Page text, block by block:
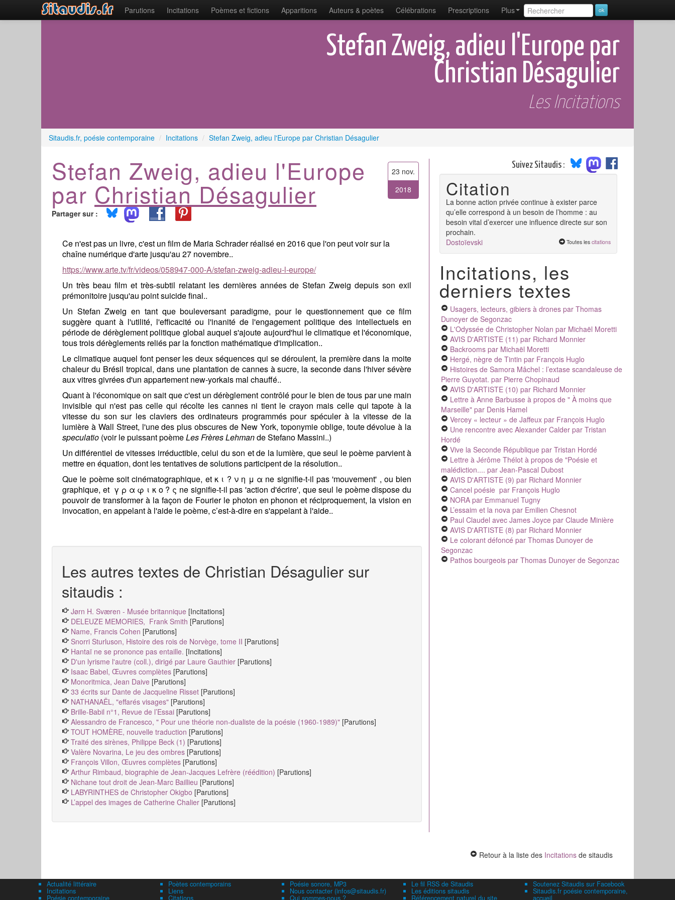
Parutions Incitations Poèmes et fictions Apparitions Auteurs & poètes Célébrations Prescriptions Plus
Stefan Zweig, adieu l'Europe par
Christian Désagulier
Les Incitations
Sitaudis.fr, poésie contemporaine / Incitations / Stefan Zweig, adieu l'Europe par Christian Désagulier
23 nov.
2018
Stefan Zweig, adieu l'Europe
par Christian Désagulier
Partager sur :
Ce n'est pas un livre, c'est un film de Maria Schrader réalisé en 2016 que l'on peut voir sur la
chaîne numérique d'arte jusqu'au 27 novembre..
https://www.arte.tv/fr/videos/058947-000-A/stefan-zweig-adieu-l-europe/
Un très beau film et très-subtil relatant les dernières années de Stefan Zweig depuis son exil
prémonitoire jusqu'au point suicide final..
Un Stefan Zweig en tant que bouleversant paradigme, pour le questionnement que ce film
suggère quant à l'utilité, l'efficacité ou l'inanité de l'engagement politique des intellectuels en
période de dérèglement politique global auquel s'ajoute aujourd'hui le climatique et l'économique,
tous trois dérèglements reliés par la fonction mathématique d'implication..
Le climatique auquel font penser les deux séquences qui se déroulent, la première dans la moite
chaleur du Brésil tropical, dans une plantation de cannes à sucre, la seconde dans l'hiver sévère
aux vitres givrées d'un appartement new-yorkais mal chauffé..
Quant à l'économique on sait que c'est un dérèglement contrôlé pour le bien de tous par une main
invisible qui n'est pas celle qui récolte les cannes ni tient le crayon mais celle qui tapote à la
vitesse du son sur les claviers des ordinateurs programmés pour spéculer à la vitesse de la
lumière à Wall Street, l'une des plus obscures de New York, toponymie oblige, toute dévolue à la
speculatio (voir le puissant poèmeLes Frères Lehmande Stefano Massini..)
Un différentiel de vitesses irréductible, celui du son et de la lumière, que seul le poème parvient à
mettre en équation, dont les tentatives de solutions participent de la résolution..
Que le poème soit cinématographique, et κ ι ? ν η μ α ne signifie-t-il pas 'mouvement' , ou bien
graphique, et γ ρ α φ ι κ ο ? ς ne signifie-t-il pas 'action d'écrire', que seul le poème dispose du
pouvoir de transformer à la façon de Fourier le photon en phonon et réciproquement, la vision en
invocation, en appelant à l'aide le poème, c’est-à-dire en s'appelant à l'aide..
Les autres textes de Christian Désagulier sur
sitaudis :
Jørn H. Sværen - Musée britannique [Incitations]
DELEUZE MEMORIES, Frank Smith [Parutions]
Name, Francis Cohen [Parutions]
Snorri Sturluson, Histoire des rois de Norvège, tome II [Parutions]
Hantaï ne se prononce pas entaille. [Incitations]
D'un lyrisme l'autre (coll.), dirigé par Laure Gauthier [Parutions]
Isaac Babel, Œuvres complètes [Parutions]
Monoritmica, Jean Daive [Parutions]
33 écrits sur Dante de Jacqueline Risset [Parutions]
NATHANAËL, "effarés visages" [Parutions]
Brille-Babil n°1, Revue de l’Essai [Parutions]
Alessandro de Francesco, " Pour une théorie non-dualiste de la poésie (1960-1989)" [Parutions]
TOUT HOMÈRE, nouvelle traduction [Parutions]
Traité des sirènes, Philippe Beck (1) [Parutions]
Valère Novarina, Le jeu des ombres [Parutions]
François Villon, Œuvres complètes [Parutions]
Arthur Rimbaud, biographie de Jean-Jacques Lefrère (réédition) [Parutions]
Nichane tout droit de Jean-Marc Baillieu [Parutions]
LABYRINTHES de Christopher Okigbo [Parutions]
L’appel des images de Catherine Chalier [Parutions]
Suivez Sitaudis :
Citation
La bonne action privée continue à exister parce
qu’elle correspond à un besoin de l’homme : au
besoin vital d’exercer une influence directe sur son
prochain.
Dostoïevski
Toutes les citations
Incitations, les
derniers textes
Usagers, lecteurs, gibiers à dronespar Thomas
Dunoyer de Segonzac
L'Odyssée de Christopher Nolan par Michaël Moretti
AVIS D'ARTISTE (11) par Richard Monnier
Backroomspar Michaël Moretti
Hergé, nègre de Tintin par François Huglo
Histoires de Samora Mâchel : l’extase scandaleuse de
Pierre Guyotat. par Pierre Chopinaud
AVIS D'ARTISTE (10) par Richard Monnier
Lettre à Anne Barbusse à propos de " À moins que
Marseille"par Denis Hamel
Vercey « lecteur » de Jaffeuxpar François Huglo
Une rencontre avec Alexander Calderpar Tristan
Hordé
Vive la Seconde Républiquepar Tristan Hordé
Lettre à Jérôme Thélot à propos de "Poésie et
malédiction.... par Jean-Pascal Dubost
AVIS D'ARTISTE (9) par Richard Monnier
Cancel poésie par François Huglo
NORApar Emmanuel Tugny
L’essaim et la nova par Emilien Chesnot
Paul Claudel avec James Joycepar Claude Minière
AVIS D'ARTISTE (8) par Richard Monnier
Le colorant défoncépar Thomas Dunoyer de
Segonzac
Pathos bourgeoispar Thomas Dunoyer de Segonzac
Retour à la liste des Incitations de sitaudis
Actualité littéraire
Incitations
Poésie contemporaine
Poètes contemporains
Liens
Citations
Poésie sonore, MP3
Nous contacter (infos@sitaudis.fr)
Qui sommes-nous ?
Le fil RSS de Sitaudis
Les éditions sitaudis
Référencement naturel du site
Soutenez Sitaudis sur Facebook
Sitaudis.fr poésie contemporaine,
accueil